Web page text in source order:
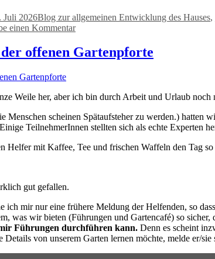
Juli 2026Blog zur allgemeinen Entwicklung des Hauses,
einen Kommentarzu
Sommer
ist:
offenen Gartenpforte
Weile her, aber ich bin durch Arbeit und Urlaub
Menschen scheinen Spätaufsteher zu werden.)
TeilnehmerInnen stellten sich als echte Experten
Helfer mit Kaffee, Tee und frischen Waffeln den Tag
gut gefallen.
ich mir nur eine frühere Meldung der Helfenden, so
was wir bieten (Führungen und Gartencafé) so
Führungen durchführen kann. Denn es scheint
Details von unserem Garten lernen möchte, melde er/